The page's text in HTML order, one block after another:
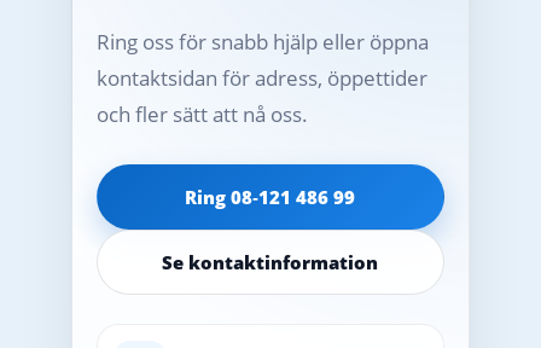
Ring oss för snabb hjälp eller öppna
kontaktsidan för adress, öppettider
och fler sätt att nå oss.
Ring 08‑121 486 99
Se kontaktinformation